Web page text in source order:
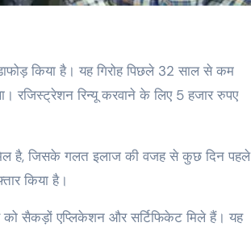
किया है। यह गिरोह पिछले 32 साल से कम
रजिस्ट्रेशन रिन्यू करवाने के लिए 5 हजार रुपए
है, जिसके गलत इलाज की वजह से कुछ दिन पहले
किया है।
को सैकड़ों एप्लिकेशन और सर्टिफिकेट मिले हैं। यह